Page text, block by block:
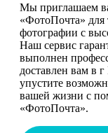
Мы приглашаем
«ФотоПочта» для
фотографии с
Наш сервис
выполнен
доставлен вам в
упустите
вашей жизни с
«ФотоПочта».